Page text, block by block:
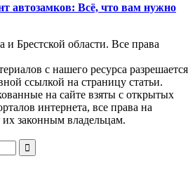
автозамков: Всё, что вам нужно
Брестской области. Все права
с нашего ресурса разрешается
ссылкой на страницу статьи.
на сайте взяты с открытых
интернета, все права на
законным владельцам.